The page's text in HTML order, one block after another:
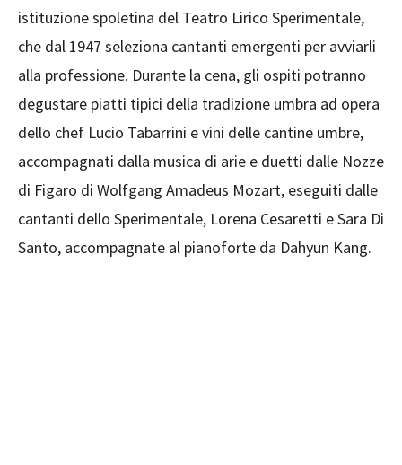
istituzione spoletina del Teatro Lirico Sperimentale,
che dal 1947 seleziona cantanti emergenti per avviarli
alla professione. Durante la cena, gli ospiti potranno
degustare piatti tipici della tradizione umbra ad opera
dello chef Lucio Tabarrini e vini delle cantine umbre,
accompagnati dalla musica di arie e duetti dalle Nozze
di Figaro di Wolfgang Amadeus Mozart, eseguiti dalle
cantanti dello Sperimentale, Lorena Cesaretti e Sara Di
Santo, accompagnate al pianoforte da Dahyun Kang.